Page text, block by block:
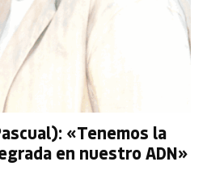
«Tenemos la
en nuestro ADN»